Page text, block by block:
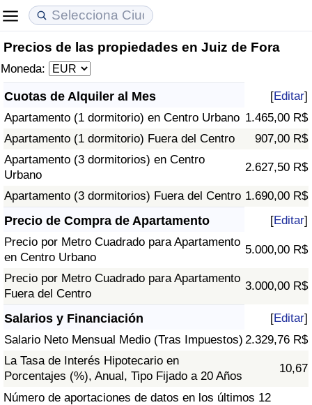
Precios de las propiedades en Juiz de Fora
Moneda:
Cuotas de Alquiler al Mes [Editar]
Apartamento (1 dormitorio) en Centro Urbano 1.465,00 R$
Apartamento (1 dormitorio) Fuera del Centro
907,00 R$
Apartamento (3 dormitorios) en Centro
Urbano
2.627,50 R$
Apartamento (3 dormitorios) Fuera del Centro 1.690,00 R$
Precio de Compra de Apartamento [Editar]
Precio por Metro Cuadrado para Apartamento
en Centro Urbano
5.000,00 R$
Precio por Metro Cuadrado para Apartamento
Fuera del Centro
3.000,00 R$
Salarios y Financiación [Editar]
Salario Neto Mensual Medio (Tras Impuestos) 2.329,76 R$
La Tasa de Interés Hipotecario en
Porcentajes (%), Anual, Tipo Fijado a 20 Años
10,67
Número de aportaciones de datos en los últimos 12
Coste de vida
Índice de Costo de Vida (Actual)
Índice de Costo de Vida
Índice de costo de vida por país
en aqaba
Precios de las propiedades
Índice de Precios de Inmuebles (Actual)
Índice de Precios de Inmuebles
Índice de Precios de Inmuebles por País
Calidad de Vida
Índice de Calidad de Vida
Índice de Calidad de Vida (Actual)
Índice de calidad de vida por país
Delincuencia
Calificación del Índice de Criminalidad
(Actual)
Índice de Criminalidad
Índice de criminalidad por país
Sanidad
Índice de Sanidad (Actual)